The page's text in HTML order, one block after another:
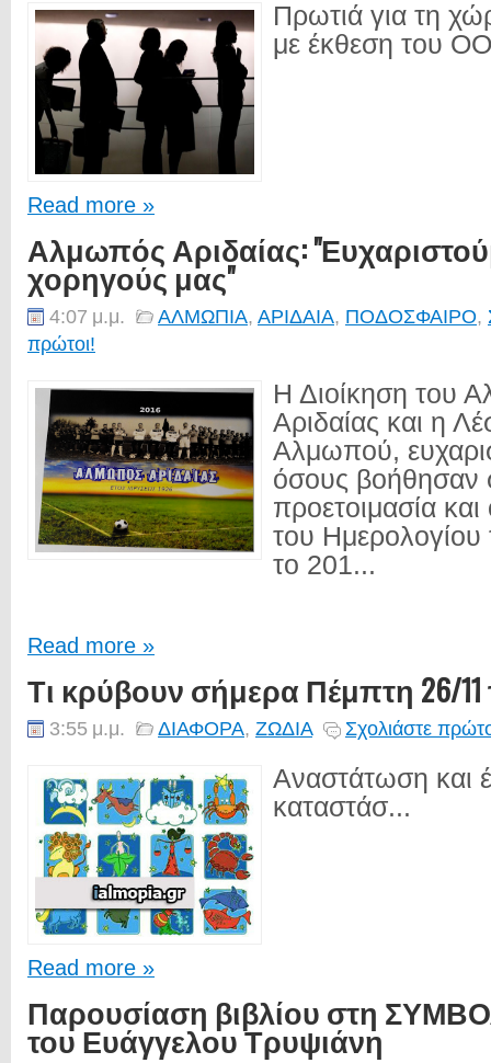
Πρωτιά για τη
με έκθεση του
Read more »
Αλμωπός Αριδαίας:
χορηγούς μας"
4:07 μ.μ. ΑΛΜΩΠΙΑ, ΑΡΙΔΑΙΑ, ΠΟΔΟΣΦΑΙΡΟ,
πρώτοι!
Η Διοίκηση του
Αριδαίας και η
Αλμωπού,
όσους βοήθησαν
προετοιμασία
του Ημερολογίου
το 201...
Read more »
Τι κρύβουν σήμερα Πέμπτη 26/11
3:55 μ.μ. ΔΙΑΦΟΡΑ, ΖΩΔΙΑ Σχολιάστε
Αναστάτωση και
καταστάσ...
Read more »
Παρουσίαση βιβλίου στη
του Ευάγγελου Τρυψιάνη